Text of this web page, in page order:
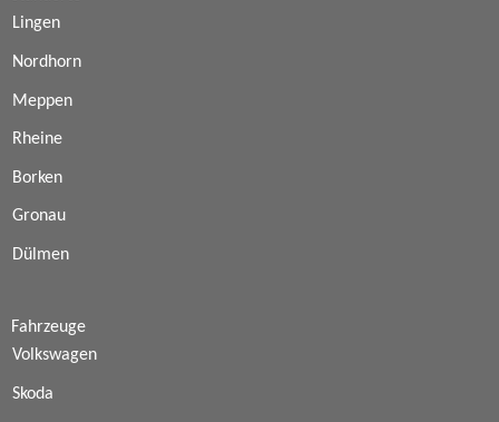
Lingen
Nordhorn
Meppen
Rheine
Borken
Gronau
Dülmen
Fahrzeuge
Volkswagen
Skoda